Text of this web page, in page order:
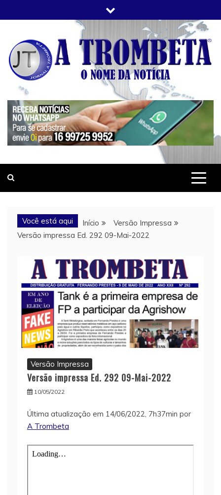
to
JORNAL A TROMBETA
O Nome da Notícia
Você está aqui Início
Versão Impressa
Versão impressa Ed. 292 09-Mai-2022
Versão Impressa
Versão impressa Ed. 292 09-Mai-2022
10/05/2022
Última atualização em 14/06/2022, 7h37min por
A Trombeta